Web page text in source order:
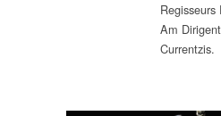
Am
Currentzis.